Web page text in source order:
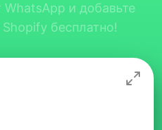
WhatsApp и добавьте
Shopify бесплатно!